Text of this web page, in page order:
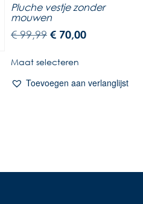
Pluche vestje zonder
mouwen
€99,99 € 70,00
Maat selecteren
Toevoegen aan verlanglijst